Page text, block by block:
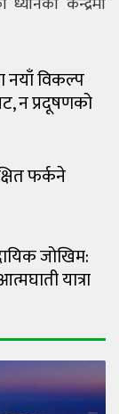
नयाँ विकल्प
न प्रदूषणको
फर्कने
जोखिम:
यात्रा